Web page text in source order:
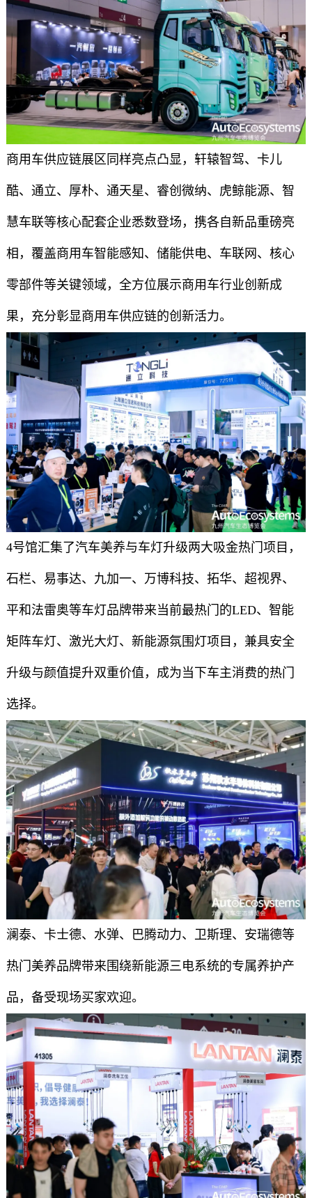
商用车供应链展区同样亮点凸显，轩辕智驾、卡儿
酷、通立、厚朴、通天星、睿创微纳、虎鲸能源、智
慧车联等核心配套企业悉数登场，携各自新品重磅亮
相，覆盖商用车智能感知、储能供电、车联网、核心
零部件等关键领域，全方位展示商用车行业创新成
果，充分彰显商用车供应链的创新活力。
4号馆汇集了汽车美养与车灯升级两大吸金热门项目，
石栏、易事达、九加一、万博科技、拓华、超视界、
平和法雷奥等车灯品牌带来当前最热门的LED、智能
矩阵车灯、激光大灯、新能源氛围灯项目，兼具安全
升级与颜值提升双重价值，成为当下车主消费的热门
选择。
澜泰、卡士德、水弹、巴腾动力、卫斯理、安瑞德等
热门美养品牌带来围绕新能源三电系统的专属养护产
品，备受现场买家欢迎。